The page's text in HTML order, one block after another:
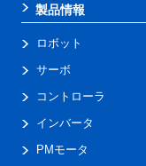
製品情報
ロボット
サーボ
コントローラ
インバータ
PMモータ